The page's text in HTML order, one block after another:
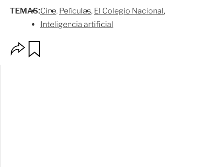
TEMAS:Cine Películas El Colegio Nacional
Inteligencia artificial